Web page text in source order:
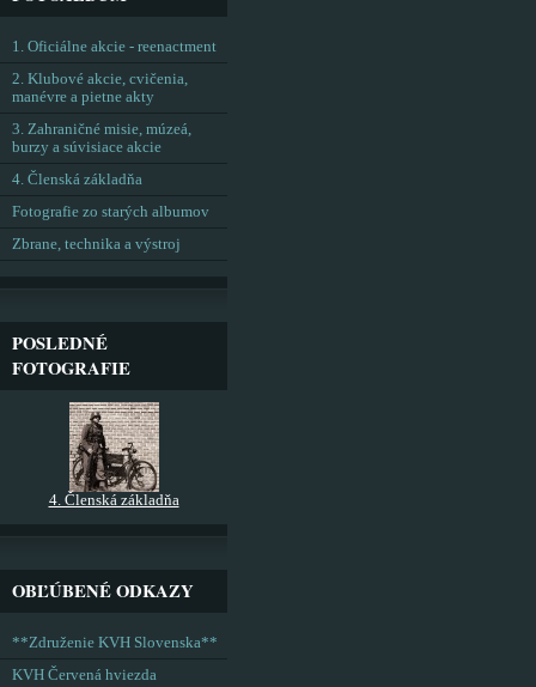
1. Oficiálne akcie - reenactment
2. Klubové akcie, cvičenia,
manévre a pietne akty
3. Zahraničné misie, múzeá,
burzy a súvisiace akcie
4. Členská základňa
Fotografie zo starých albumov
Zbrane, technika a výstroj
POSLEDNÉ
FOTOGRAFIE
4. Členská základňa
OBĽÚBENÉ ODKAZY
**Združenie KVH Slovenska**
KVH Červená hviezda